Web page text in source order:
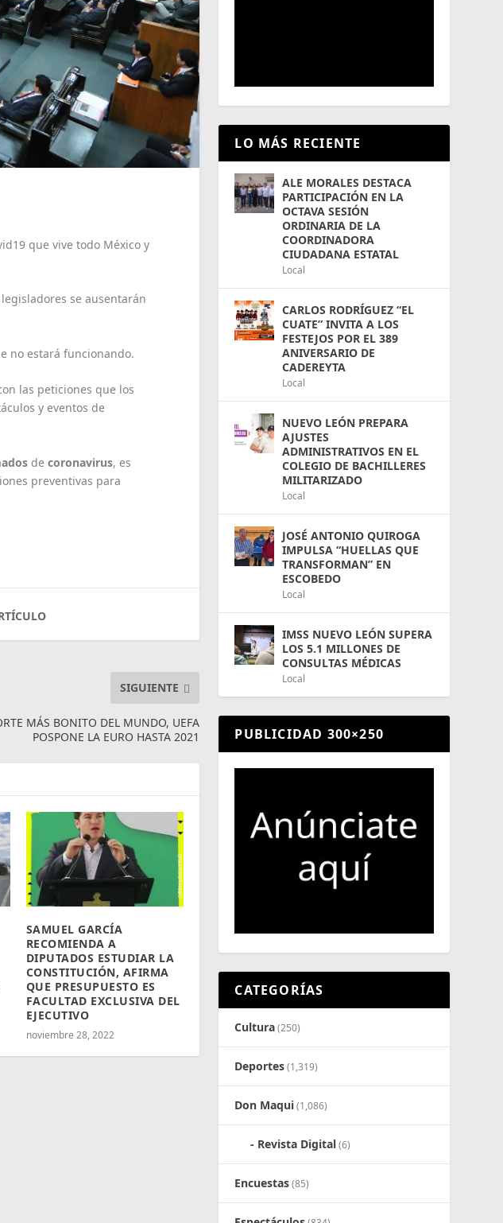
que vive todo México y
se ausentarán
no estará funcionando.
las peticiones que los
y eventos de
decoronavirus, es
preventivas para
SIGUIENTE
MÁS BONITO DEL MUNDO, UEFA
POSPONE LA EURO HASTA 2021
SAMUEL GARCÍA
RECOMIENDA A
DIPUTADOS ESTUDIAR LA
CONSTITUCIÓN, AFIRMA
QUE PRESUPUESTO ES
FACULTAD EXCLUSIVA DEL
EJECUTIVO
noviembre 28, 2022
LO MÁS RECIENTE
ALE MORALES DESTACA
PARTICIPACIÓN EN LA
OCTAVA SESIÓN
ORDINARIA DE LA
COORDINADORA
CIUDADANA ESTATAL
Local
CARLOS RODRÍGUEZ “EL
CUATE” INVITA A LOS
FESTEJOS POR EL 389
ANIVERSARIO DE
CADEREYTA
Local
NUEVO LEÓN PREPARA
AJUSTES
ADMINISTRATIVOS EN EL
COLEGIO DE BACHILLERES
MILITARIZADO
Local
JOSÉ ANTONIO QUIROGA
IMPULSA “HUELLAS QUE
TRANSFORMAN” EN
ESCOBEDO
Local
IMSS NUEVO LEÓN SUPERA
LOS 5.1 MILLONES DE
CONSULTAS MÉDICAS
Local
PUBLICIDAD 300×250
CATEGORÍAS
Cultura(250)
Deportes(1,319)
Don Maqui(1,086)
Revista Digital(6)
Encuestas(85)